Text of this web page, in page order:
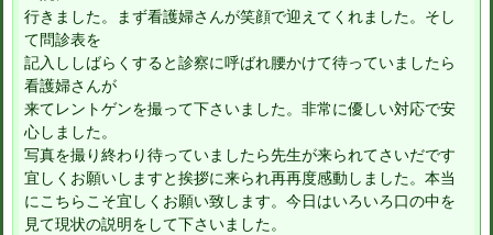
行きました。まず看護婦さんが笑顔で迎えてくれました。そし
て問診表を
記入ししばらくすると診察に呼ばれ腰かけて待っていましたら
看護婦さんが
来てレントゲンを撮って下さいました。非常に優しい対応で安
心しました。
写真を撮り終わり待っていましたら先生が来られてさいだです
宜しくお願いしますと挨拶に来られ再再度感動しました。本当
にこちらこそ宜しくお願い致します。今日はいろいろ口の中を
見て現状の説明をして下さいました。